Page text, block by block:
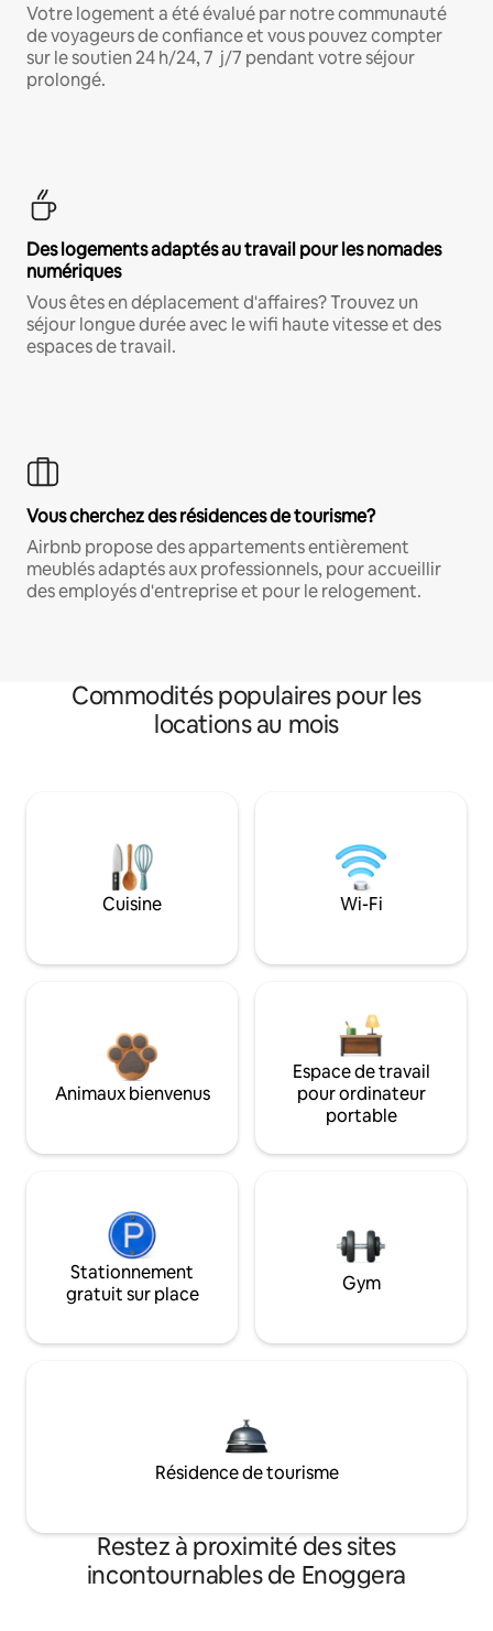
Votre logement a été évalué par notre communauté
de voyageurs de confiance et vous pouvez compter
sur le soutien 24 h/24, 7 j/7 pendant votre séjour
prolongé.
Des logements adaptés au travail pour les nomades
numériques
Vous êtes en déplacement d'affaires? Trouvez un
séjour longue durée avec le wifi haute vitesse et des
espaces de travail.
Vous cherchez des résidences de tourisme?
Airbnb propose des appartements entièrement
meublés adaptés aux professionnels, pour accueillir
des employés d'entreprise et pour le relogement.
Commodités populaires pour les
locations au mois
Cuisine Wi-Fi
Animaux bienvenus
Espace de travail
pour ordinateur
portable
Stationnement
gratuit sur place
Gym
Résidence de tourisme
Restez à proximité des sites
incontournables de Enoggera